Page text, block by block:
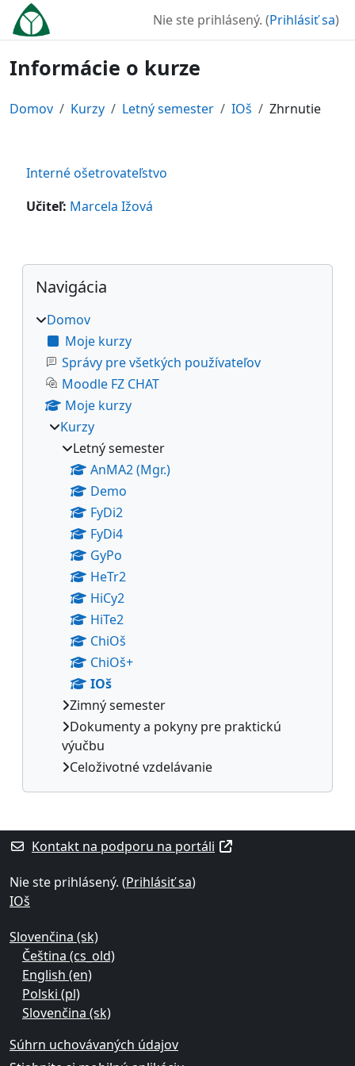
Preskočiť na hlavný obsah
Nie ste prihlásený. (Prihlásiť sa)
Informácie o kurze
Domov Kurzy Letný semester IOš Zhrnutie
Interné ošetrovateľstvo
Učiteľ: Marcela Ižová
Bloky
Preskočiť Navigácia
Navigácia
Domov
Moje kurzy
Správy pre všetkých používateľov
Moodle FZ CHAT
Moje kurzy
Kurzy
Letný semester
AnMA2 (Mgr.)
Demo
FyDi2
FyDi4
GyPo
HeTr2
HiCy2
HiTe2
ChiOš
ChiOš+
IOš
Zimný semester
Dokumenty a pokyny pre praktickú
výučbu
Celoživotné vzdelávanie
Dodatočné bloky
Kontakt na podporu na portáli
Nie ste prihlásený. (Prihlásiť sa)
IOš
Slovenčina ‎(sk)‎
Čeština ‎(cs_old)‎
English ‎(en)‎
Polski ‎(pl)‎
Slovenčina ‎(sk)‎
Súhrn uchovávaných údajov